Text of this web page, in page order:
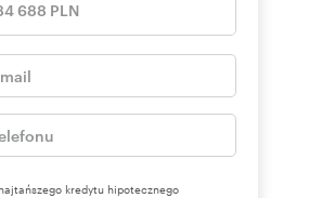
kredytu hipotecznego